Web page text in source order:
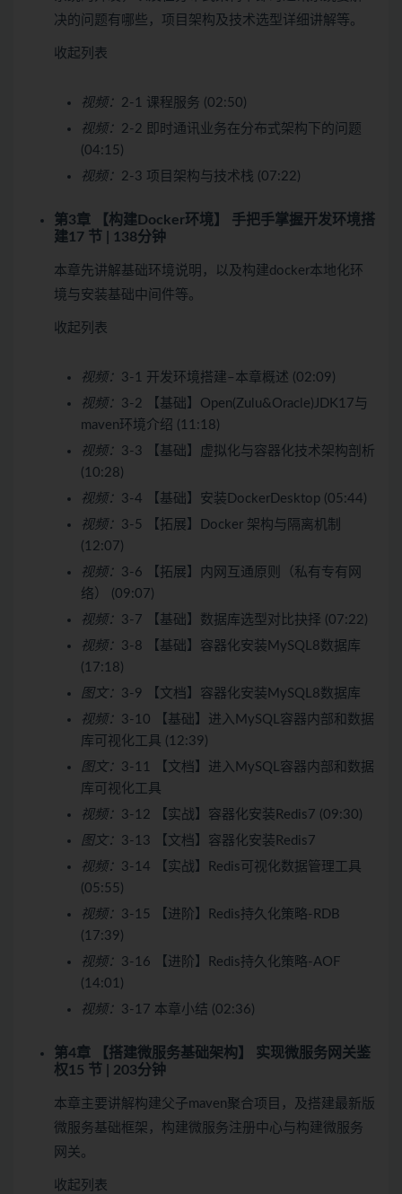
决的问题有哪些，项目架构及技术选型详细讲解等。
收起列表
视频： 2-1 课程服务 (02:50)
视频： 2-2 即时通讯业务在分布式架构下的问题
(04:15)
视频： 2-3 项目架构与技术栈 (07:22)
第3章 【构建Docker环境】 手把手掌握开发环境搭
建17 节 | 138分钟
本章先讲解基础环境说明，以及构建docker本地化环
境与安装基础中间件等。
收起列表
视频： 3-1 开发环境搭建–本章概述 (02:09)
视频： 3-2 【基础】Open(Zulu&Oracle)JDK17与
maven环境介绍 (11:18)
视频： 3-3 【基础】虚拟化与容器化技术架构剖析
(10:28)
视频： 3-4 【基础】安装DockerDesktop (05:44)
视频： 3-5 【拓展】Docker 架构与隔离机制
(12:07)
视频： 3-6 【拓展】内网互通原则（私有专有网
络） (09:07)
视频： 3-7 【基础】数据库选型对比抉择 (07:22)
视频： 3-8 【基础】容器化安装MySQL8数据库
(17:18)
图文： 3-9 【文档】容器化安装MySQL8数据库
视频： 3-10 【基础】进入MySQL容器内部和数据
库可视化工具 (12:39)
图文： 3-11 【文档】进入MySQL容器内部和数据
库可视化工具
视频： 3-12 【实战】容器化安装Redis7 (09:30)
图文： 3-13 【文档】容器化安装Redis7
视频： 3-14 【实战】Redis可视化数据管理工具
(05:55)
视频： 3-15 【进阶】Redis持久化策略-RDB
(17:39)
视频： 3-16 【进阶】Redis持久化策略-AOF
(14:01)
视频： 3-17 本章小结 (02:36)
第4章 【搭建微服务基础架构】 实现微服务网关鉴
权15 节 | 203分钟
本章主要讲解构建父子maven聚合项目，及搭建最新版
微服务基础框架，构建微服务注册中心与构建微服务
网关。
收起列表